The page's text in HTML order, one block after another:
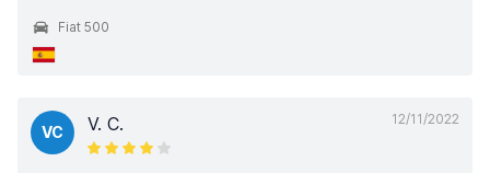
Fiat 500
12/11/2022
VC V. C.